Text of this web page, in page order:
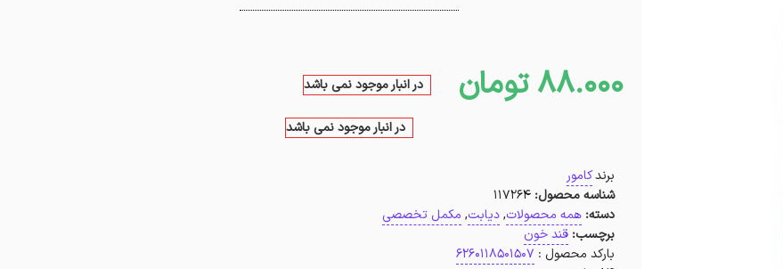
88.000 تومان در انبار موجود نمی باشد
در انبار موجود نمی باشد
برندکامور
شناسه محصول:117264
دسته: همه محصولات, دیابت, مکمل تخصصی
برچسب: قند خون
بارکد محصول : 6260118501507